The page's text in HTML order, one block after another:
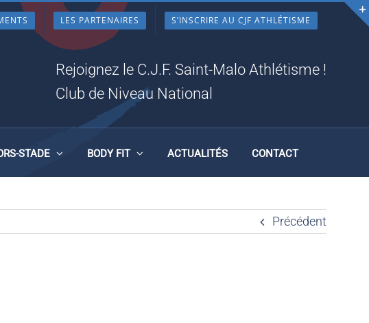
LES PARTENAIRES S’INSCRIRE AU CJF ATHLÉTISME
Rejoignez le C.J.F. Saint-Malo Athlétisme !
Club de Niveau National
STADE BODY FIT ACTUALITÉS CONTACT
Précédent